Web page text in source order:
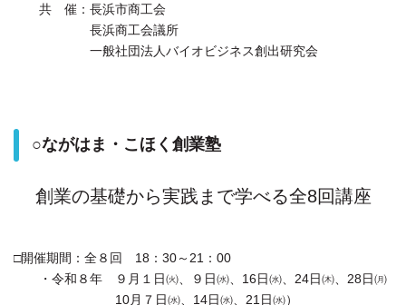
共 催：長浜市商工会
長浜商工会議所
一般社団法人バイオビジネス創出研究会
○ながはま・こほく創業塾
創業の基礎から実践まで学べる全8回講座
□開催期間：全８回 18：30～21：00
・令和８年 ９月１日㈫、９日㈬、16日㈬、24日㈭、28日㈪
10月７日㈬、14日㈬、21日㈬）